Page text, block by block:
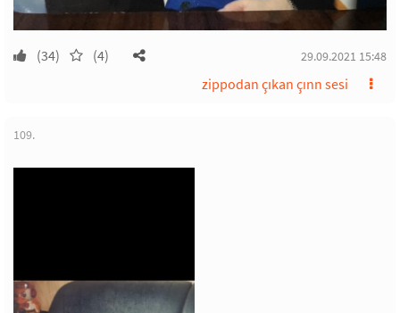
(34) (4) 29.09.2021 15:48
zippodan çıkan çınn sesi
109.